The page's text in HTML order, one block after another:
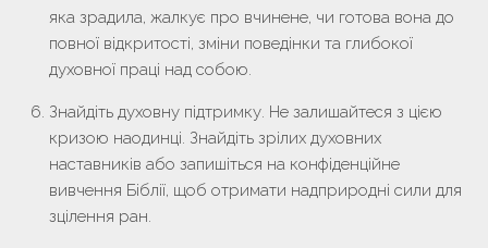
яка зрадила, жалкує про вчинене, чи готова вона до
повної відкритості, зміни поведінки та глибокої
духовної праці над собою.
Знайдіть духовну підтримку. Не залишайтеся з цією
кризою наодинці. Знайдіть зрілих духовних
наставників або запишіться на конфіденційне
вивчення Біблії, щоб отримати надприродні сили для
зцілення ран.